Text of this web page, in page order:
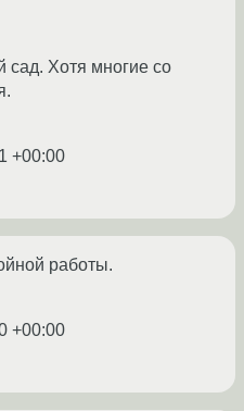
сад. Хотя многие со
+00:00
работы.
+00:00